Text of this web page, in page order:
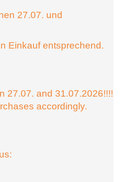
27.07. und
Einkauf entsprechend.
27.07. and 31.07.2026!!!!
accordingly.